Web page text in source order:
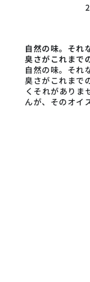
自然の味。それ
臭さがこれまで
自然の味。それ
臭さがこれまで
くそれがありま
んが、そのオイ